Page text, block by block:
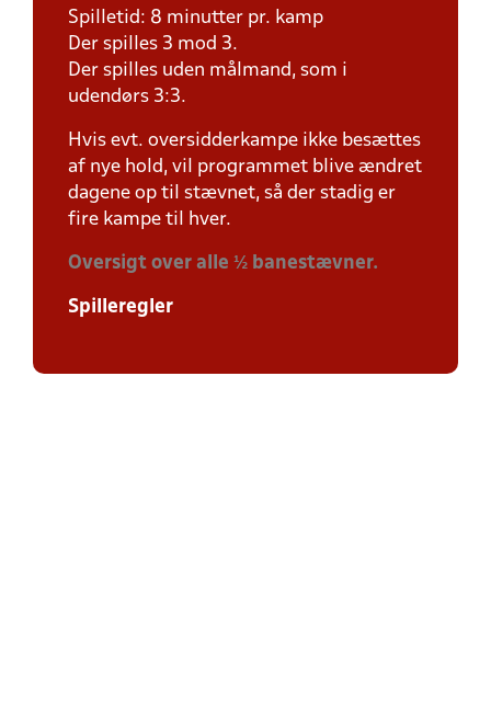
Spilletid: 8 minutter pr. kamp
Der spilles 3 mod 3.
Der spilles uden målmand, som i
udendørs 3:3.
Hvis evt. oversidderkampe ikke besættes
af nye hold, vil programmet blive ændret
dagene op til stævnet, så der stadig er
fire kampe til hver.
Oversigt over alle ½ banestævner.
Spilleregler